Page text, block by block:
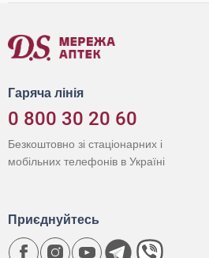
Гаряча лінія
0 800 30 20 60
Безкоштовно зі стаціонарних і
мобільних телефонів в Україні
Приєднуйтесь